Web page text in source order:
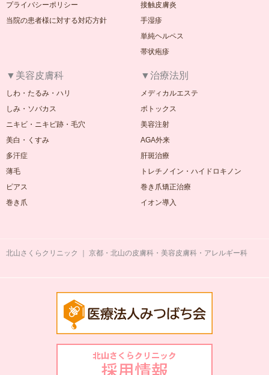
プライバシーポリシー
当院の患者様に対する対応方針
接触皮膚炎
手湿疹
単純ヘルペス
帯状疱疹
▼美容皮膚科
しわ・たるみ・ハリ
しみ・ソバカス
ニキビ・ニキビ跡・毛穴
美白・くすみ
多汗症
薄毛
ピアス
巻き爪
▼治療法別
メディカルエステ
ボトックス
美容注射
AGA外来
肝斑治療
トレチノイン・ハイドロキノン
巻き爪矯正治療
イオン導入
北山さくらクリニック ｜ 京都・北山の皮膚科・美容皮膚科・アレルギー科